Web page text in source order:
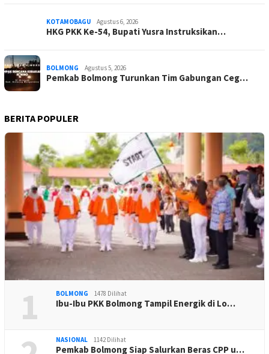
KOTAMOBAGU Agustus 6, 2026
HKG PKK Ke-54, Bupati Yusra Instruksikan…
BOLMONG Agustus 5, 2026
Pemkab Bolmong Turunkan Tim Gabungan Ceg…
BERITA POPULER
1 BOLMONG 1478 Dilihat
Ibu-Ibu PKK Bolmong Tampil Energik di Lo…
NASIONAL 1142 Dilihat
Pemkab Bolmong Siap Salurkan Beras CPP u…